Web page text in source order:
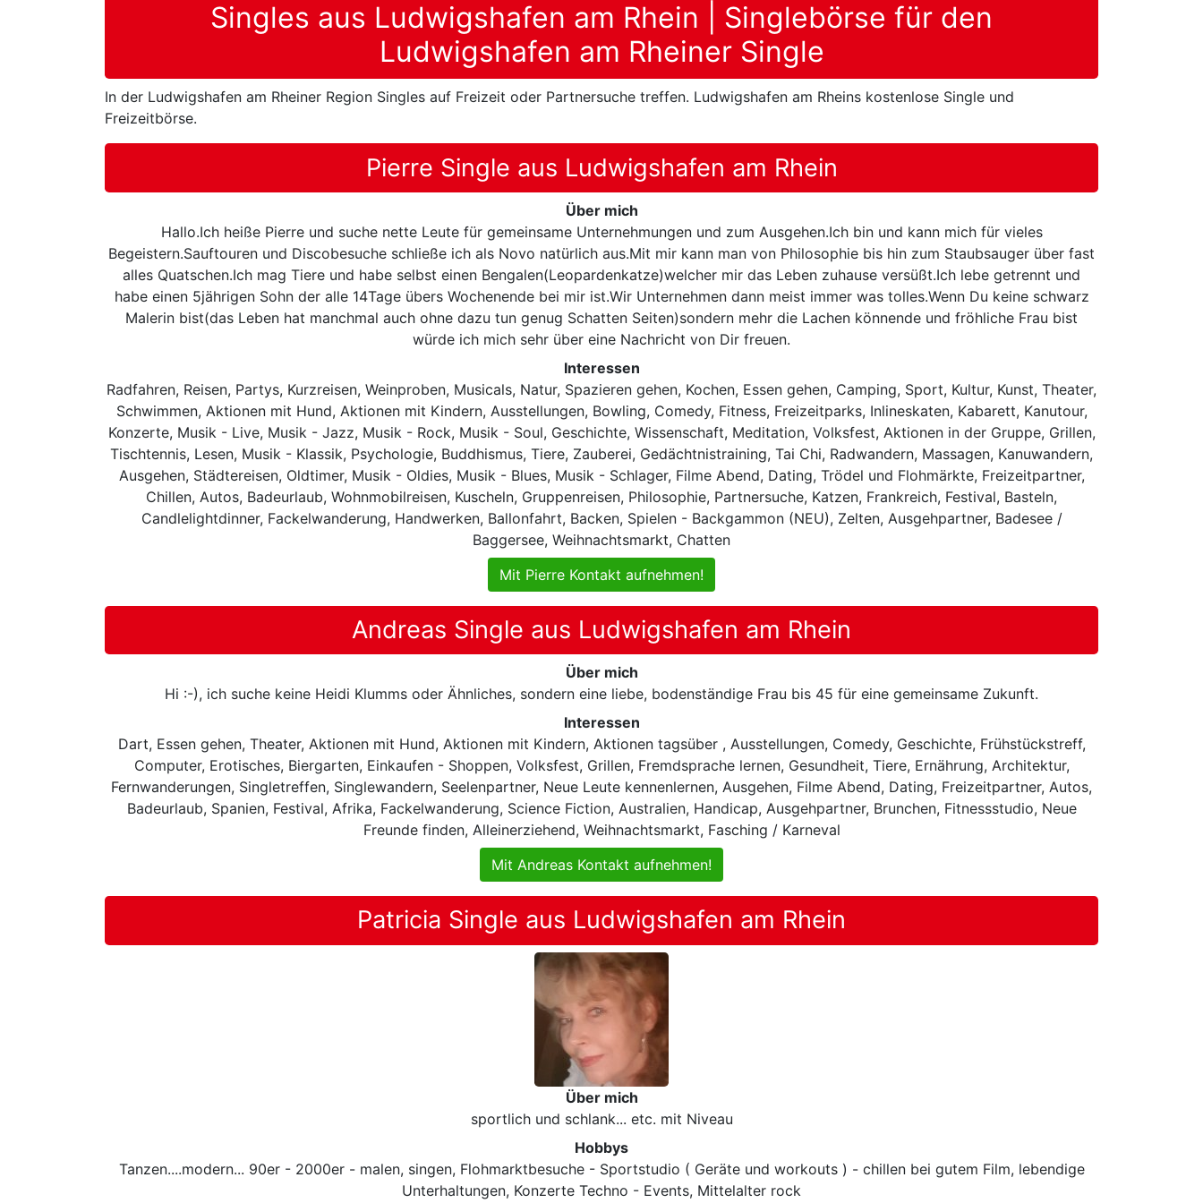
Singles aus Ludwigshafen am Rhein | Singlebörse für den
Ludwigshafen am Rheiner Single
In der Ludwigshafen am Rheiner Region Singles auf Freizeit oder Partnersuche treffen. Ludwigshafen am Rheins kostenlose Single und
Freizeitbörse.
Pierre Single aus Ludwigshafen am Rhein
Über mich
Hallo.Ich heiße Pierre und suche nette Leute für gemeinsame Unternehmungen und zum Ausgehen.Ich bin und kann mich für vieles
Begeistern.Sauftouren und Discobesuche schließe ich als Novo natürlich aus.Mit mir kann man von Philosophie bis hin zum Staubsauger über fast
alles Quatschen.Ich mag Tiere und habe selbst einen Bengalen(Leopardenkatze)welcher mir das Leben zuhause versüßt.Ich lebe getrennt und
habe einen 5jährigen Sohn der alle 14Tage übers Wochenende bei mir ist.Wir Unternehmen dann meist immer was tolles.Wenn Du keine schwarz
Malerin bist(das Leben hat manchmal auch ohne dazu tun genug Schatten Seiten)sondern mehr die Lachen könnende und fröhliche Frau bist
würde ich mich sehr über eine Nachricht von Dir freuen.
Interessen
Radfahren, Reisen, Partys, Kurzreisen, Weinproben, Musicals, Natur, Spazieren gehen, Kochen, Essen gehen, Camping, Sport, Kultur, Kunst, Theater,
Schwimmen, Aktionen mit Hund, Aktionen mit Kindern, Ausstellungen, Bowling, Comedy, Fitness, Freizeitparks, Inlineskaten, Kabarett, Kanutour,
Konzerte, Musik - Live, Musik - Jazz, Musik - Rock, Musik - Soul, Geschichte, Wissenschaft, Meditation, Volksfest, Aktionen in der Gruppe, Grillen,
Tischtennis, Lesen, Musik - Klassik, Psychologie, Buddhismus, Tiere, Zauberei, Gedächtnistraining, Tai Chi, Radwandern, Massagen, Kanuwandern,
Ausgehen, Städtereisen, Oldtimer, Musik - Oldies, Musik - Blues, Musik - Schlager, Filme Abend, Dating, Trödel und Flohmärkte, Freizeitpartner,
Chillen, Autos, Badeurlaub, Wohnmobilreisen, Kuscheln, Gruppenreisen, Philosophie, Partnersuche, Katzen, Frankreich, Festival, Basteln,
Candlelightdinner, Fackelwanderung, Handwerken, Ballonfahrt, Backen, Spielen - Backgammon (NEU), Zelten, Ausgehpartner, Badesee /
Baggersee, Weihnachtsmarkt, Chatten
Mit Pierre Kontakt aufnehmen!
Andreas Single aus Ludwigshafen am Rhein
Über mich
Hi :-), ich suche keine Heidi Klumms oder Ähnliches, sondern eine liebe, bodenständige Frau bis 45 für eine gemeinsame Zukunft.
Interessen
Dart, Essen gehen, Theater, Aktionen mit Hund, Aktionen mit Kindern, Aktionen tagsüber , Ausstellungen, Comedy, Geschichte, Frühstückstreff,
Computer, Erotisches, Biergarten, Einkaufen - Shoppen, Volksfest, Grillen, Fremdsprache lernen, Gesundheit, Tiere, Ernährung, Architektur,
Fernwanderungen, Singletreffen, Singlewandern, Seelenpartner, Neue Leute kennenlernen, Ausgehen, Filme Abend, Dating, Freizeitpartner, Autos,
Badeurlaub, Spanien, Festival, Afrika, Fackelwanderung, Science Fiction, Australien, Handicap, Ausgehpartner, Brunchen, Fitnessstudio, Neue
Freunde finden, Alleinerziehend, Weihnachtsmarkt, Fasching / Karneval
Mit Andreas Kontakt aufnehmen!
Patricia Single aus Ludwigshafen am Rhein
Über mich
sportlich und schlank... etc. mit Niveau
Hobbys
Tanzen....modern... 90er - 2000er - malen, singen, Flohmarktbesuche - Sportstudio ( Geräte und workouts ) - chillen bei gutem Film, lebendige
Unterhaltungen, Konzerte Techno - Events, Mittelalter rock